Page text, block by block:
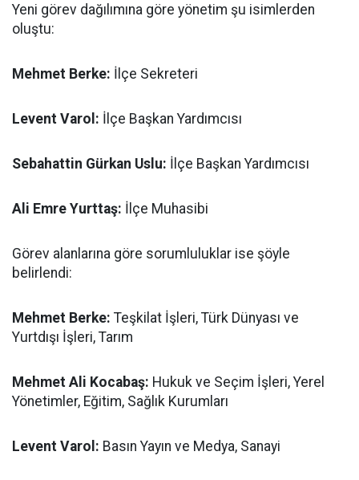
Yeni görev dağılımına göre yönetim şu isimlerden
oluştu:
Mehmet Berke: İlçe Sekreteri
Levent Varol: İlçe Başkan Yardımcısı
Sebahattin Gürkan Uslu: İlçe Başkan Yardımcısı
Ali Emre Yurttaş: İlçe Muhasibi
Görev alanlarına göre sorumluluklar ise şöyle
belirlendi:
Mehmet Berke: Teşkilat İşleri, Türk Dünyası ve
Yurtdışı İşleri, Tarım
Mehmet Ali Kocabaş: Hukuk ve Seçim İşleri, Yerel
Yönetimler, Eğitim, Sağlık Kurumları
Levent Varol: Basın Yayın ve Medya, Sanayi